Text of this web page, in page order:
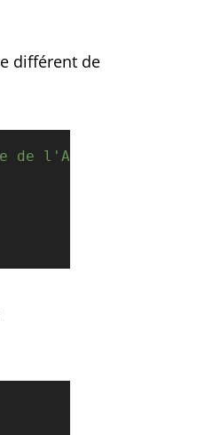
différent de
de l'Australie :